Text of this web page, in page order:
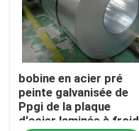
bobine en acier pré
peinte galvanisée de
Ppgi de la plaque
d'acier laminée à froid